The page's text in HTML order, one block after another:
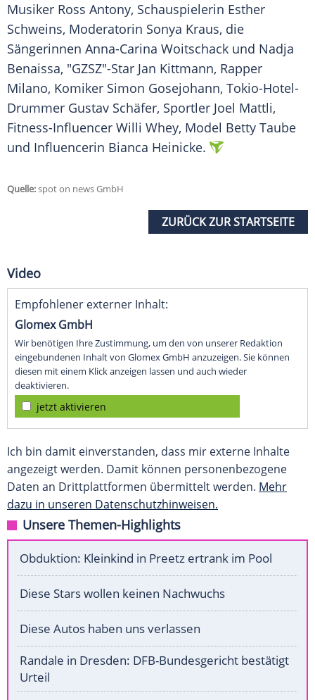
Musiker Ross Antony, Schauspielerin Esther
Schweins, Moderatorin Sonya Kraus, die
Sängerinnen Anna-Carina Woitschack und Nadja
Benaissa, "GZSZ"-Star Jan Kittmann, Rapper
Milano, Komiker Simon Gosejohann, Tokio-Hotel-
Drummer Gustav Schäfer, Sportler Joel Mattli,
Fitness-Influencer Willi Whey, Model Betty Taube
und Influencerin Bianca Heinicke.
Quelle:spot on news GmbH
ZURÜCK ZUR STARTSEITE
Video
Empfohlener externer Inhalt:
Glomex GmbH
Wir benötigen Ihre Zustimmung, um den von unserer Redaktion
eingebundenen Inhalt von Glomex GmbH anzuzeigen. Sie können
diesen mit einem Klick anzeigen lassen und auch wieder
deaktivieren.
jetzt aktivieren
Ich bin damit einverstanden, dass mir externe Inhalte
angezeigt werden. Damit können personenbezogene
Daten an Drittplattformen übermittelt werden. Mehr
dazu in unseren Datenschutzhinweisen.
Unsere Themen-Highlights
Obduktion: Kleinkind in Preetz ertrank im Pool
Diese Stars wollen keinen Nachwuchs
Diese Autos haben uns verlassen
Randale in Dresden: DFB-Bundesgericht bestätigt
Urteil